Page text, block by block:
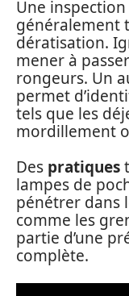
Une
généralement
dératisation.
mener à
rongeurs. Un
permet
tels que les
mordillement
Des pratiques
lampes de
pénétrer dans
comme les
partie d’une
complète.